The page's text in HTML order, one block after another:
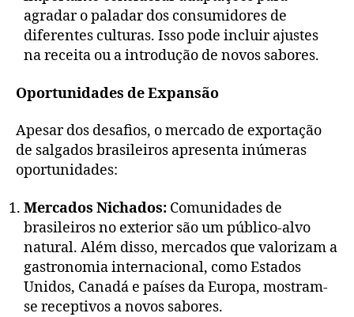
agradar o paladar dos consumidores de
diferentes culturas. Isso pode incluir ajustes
na receita ou a introdução de novos sabores.
Oportunidades de Expansão
Apesar dos desafios, o mercado de exportação
de salgados brasileiros apresenta inúmeras
oportunidades:
Mercados Nichados: Comunidades de
brasileiros no exterior são um público-alvo
natural. Além disso, mercados que valorizam a
gastronomia internacional, como Estados
Unidos, Canadá e países da Europa, mostram-
se receptivos a novos sabores.